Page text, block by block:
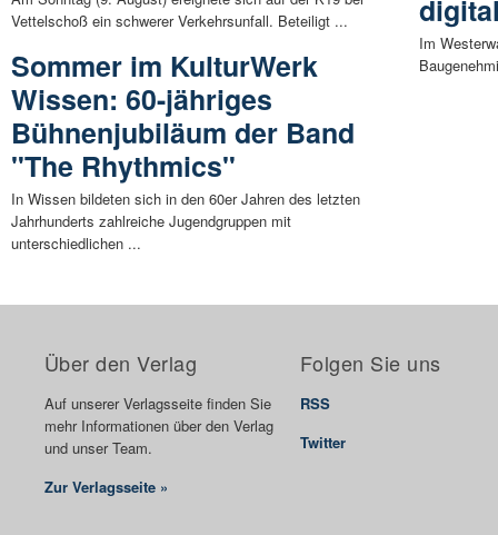
Vettelschoß ein schwerer Verkehrsunfall. Beteiligt ...
Sommer im KulturWerk
Wissen: 60-jähriges
Bühnenjubiläum der Band
"The Rhythmics"
In Wissen bildeten sich in den 60er Jahren des letzten
Jahrhunderts zahlreiche Jugendgruppen mit
unterschiedlichen ...
Im
Über den Verlag
Auf unserer Verlagsseite finden Sie
mehr Informationen über den Verlag
und unser Team.
Zur Verlagsseite »
Folgen Sie uns
RSS
Twitter